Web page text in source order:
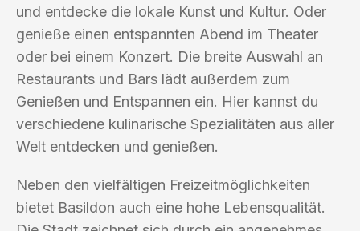
und entdecke die lokale Kunst und Kultur. Oder
genieße einen entspannten Abend im Theater
oder bei einem Konzert. Die breite Auswahl an
Restaurants und Bars lädt außerdem zum
Genießen und Entspannen ein. Hier kannst du
verschiedene kulinarische Spezialitäten aus aller
Welt entdecken und genießen.
Neben den vielfältigen Freizeitmöglichkeiten
bietet Basildon auch eine hohe Lebensqualität.